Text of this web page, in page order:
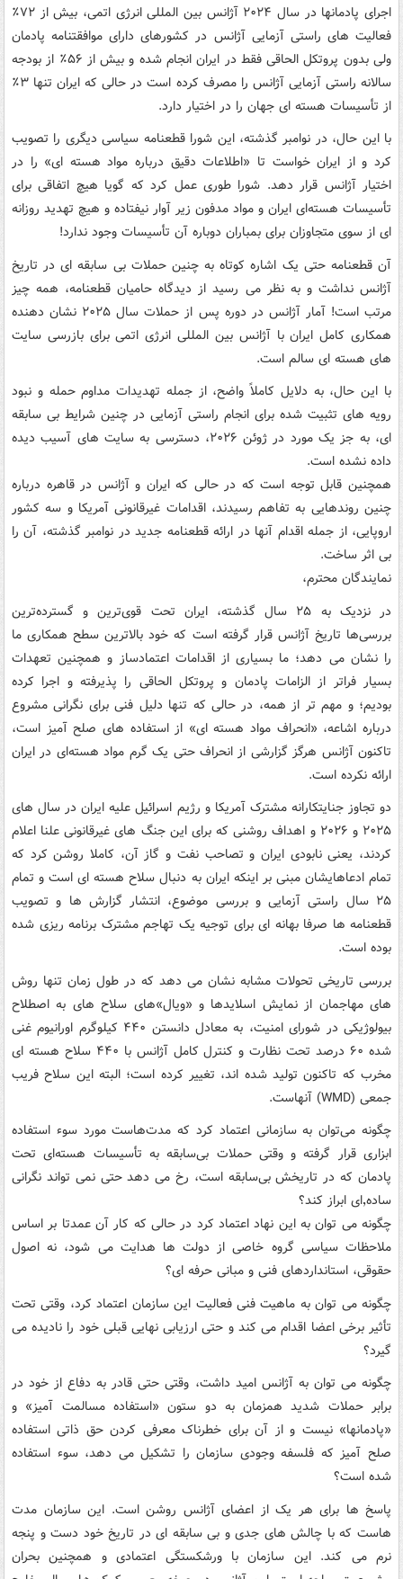
اجرای پادمانها در سال ۲۰۲۴ آژانس بین المللی انرژی اتمی، بیش از ۷۲٪
فعالیت های راستی آزمایی آژانس در کشورهای دارای موافقتنامه پادمان
ولی بدون پروتکل الحاقی فقط در ایران انجام شده و بیش از ۵۶٪ از بودجه
سالانه راستی آزمایی آژانس را مصرف کرده است در حالی که ایران تنها ۳٪
از تأسیسات هسته ای جهان را در اختیار دارد.
با این حال، در نوامبر گذشته، این شورا قطعنامه سیاسی دیگری را تصویب
کرد و از ایران خواست تا «اطلاعات دقیق درباره مواد هسته ای» را در
اختیار آژانس قرار دهد. شورا طوری عمل کرد که گویا هیچ اتفاقی برای
تأسیسات هسته‌ای ایران و مواد مدفون زیر آوار نیفتاده و هیچ تهدید روزانه
ای از سوی متجاوزان برای بمباران دوباره آن تأسیسات وجود ندارد!
آن قطعنامه حتی یک اشاره کوتاه به چنین حملات بی سابقه ای در تاریخ
آژانس نداشت و به نظر می رسید از دیدگاه حامیان قطعنامه، همه چیز
مرتب است! آمار آژانس در دوره پس از حملات سال ۲۰۲۵ نشان دهنده
همکاری کامل ایران با آژانس بین المللی انرژی اتمی برای بازرسی سایت
های هسته ای سالم است.
با این حال، به دلایل کاملاً واضح، از جمله تهدیدات مداوم حمله و نبود
رویه های تثبیت شده برای انجام راستی آزمایی در چنین شرایط بی سابقه
ای، به جز یک مورد در ژوئن ۲۰۲۶، دسترسی به سایت های آسیب دیده
داده نشده است.
همچنین قابل توجه است که در حالی که ایران و آژانس در قاهره درباره
چنین روندهایی به تفاهم رسیدند، اقدامات غیرقانونی آمریکا و سه کشور
اروپایی، از جمله اقدام آنها در ارائه قطعنامه جدید در نوامبر گذشته، آن را
بی اثر ساخت.
نمایندگان محترم،
در نزدیک به ۲۵ سال گذشته، ایران تحت قوی‌ترین و گسترده‌ترین
بررسی‌ها تاریخ آژانس قرار گرفته است که خود بالاترین سطح همکاری ما
را نشان می دهد؛ ما بسیاری از اقدامات اعتمادساز و همچنین تعهدات
بسیار فراتر از الزامات پادمان و پروتکل الحاقی را پذیرفته و اجرا کرده
بودیم؛ و مهم تر از همه، در حالی که تنها دلیل فنی برای نگرانی مشروع
درباره اشاعه، «انحراف مواد هسته ای» از استفاده های صلح آمیز است،
تاکنون آژانس هرگز گزارشی از انحراف حتی یک گرم مواد هسته‌ای در ایران
ارائه نکرده است.
دو تجاوز جنایتکارانه مشترک آمریکا و رژیم اسرائیل علیه ایران در سال های
۲۰۲۵ و ۲۰۲۶ و اهداف روشنی که برای این جنگ های غیرقانونی علنا اعلام
کردند، یعنی نابودی ایران و تصاحب نفت و گاز آن، کاملا روشن کرد که
تمام ادعاهایشان مبنی بر اینکه ایران به دنبال سلاح هسته ای است و تمام
۲۵ سال راستی آزمایی و بررسی موضوع، انتشار گزارش ها و تصویب
قطعنامه ها صرفا بهانه ای برای توجیه یک تهاجم مشترک برنامه ریزی شده
بوده است.
بررسی تاریخی تحولات مشابه نشان می دهد که در طول زمان تنها روش
های مهاجمان از نمایش اسلایدها و «ویال»های سلاح های به اصطلاح
بیولوژیکی در شورای امنیت، به معادل دانستن ۴۴۰ کیلوگرم اورانیوم غنی
شده ۶۰ درصد تحت نظارت و کنترل کامل آژانس با ۴۴۰ سلاح هسته ای
مخرب که تاکنون تولید شده اند، تغییر کرده است؛ البته این سلاح فریب
جمعی (WMD) آنهاست.
چگونه می‌توان به سازمانی اعتماد کرد که مدت‌هاست مورد سوء استفاده
ابزاری قرار گرفته و وقتی حملات بی‌سابقه به تأسیسات هسته‌ای تحت
پادمان که در تاریخش بی‌سابقه است، رخ می دهد حتی نمی تواند نگرانی
ساده٬‌ای ابراز کند؟
چگونه می توان به این نهاد اعتماد کرد در حالی که کار آن عمدتا بر اساس
ملاحظات سیاسی گروه خاصی از دولت ها هدایت می شود، نه اصول
حقوقی، استانداردهای فنی و مبانی حرفه ای؟
چگونه می توان به ماهیت فنی فعالیت این سازمان اعتماد کرد، وقتی تحت
تأثیر برخی اعضا اقدام می کند و حتی ارزیابی نهایی قبلی خود را نادیده می
گیرد؟
چگونه می توان به آژانس امید داشت، وقتی حتی قادر به دفاع از خود در
برابر حملات شدید همزمان به دو ستون «استفاده مسالمت آمیز» و
«پادمانها» نیست و از آن برای خطرناک معرفی کردن حق ذاتی استفاده
صلح آمیز که فلسفه وجودی سازمان را تشکیل می دهد، سوء استفاده
شده است؟
پاسخ ها برای هر یک از اعضای آژانس روشن است. این سازمان مدت
هاست که با چالش های جدی و بی سابقه ای در تاریخ خود دست و پنجه
نرم می کند. این سازمان با ورشکستگی اعتمادی و همچنین بحران